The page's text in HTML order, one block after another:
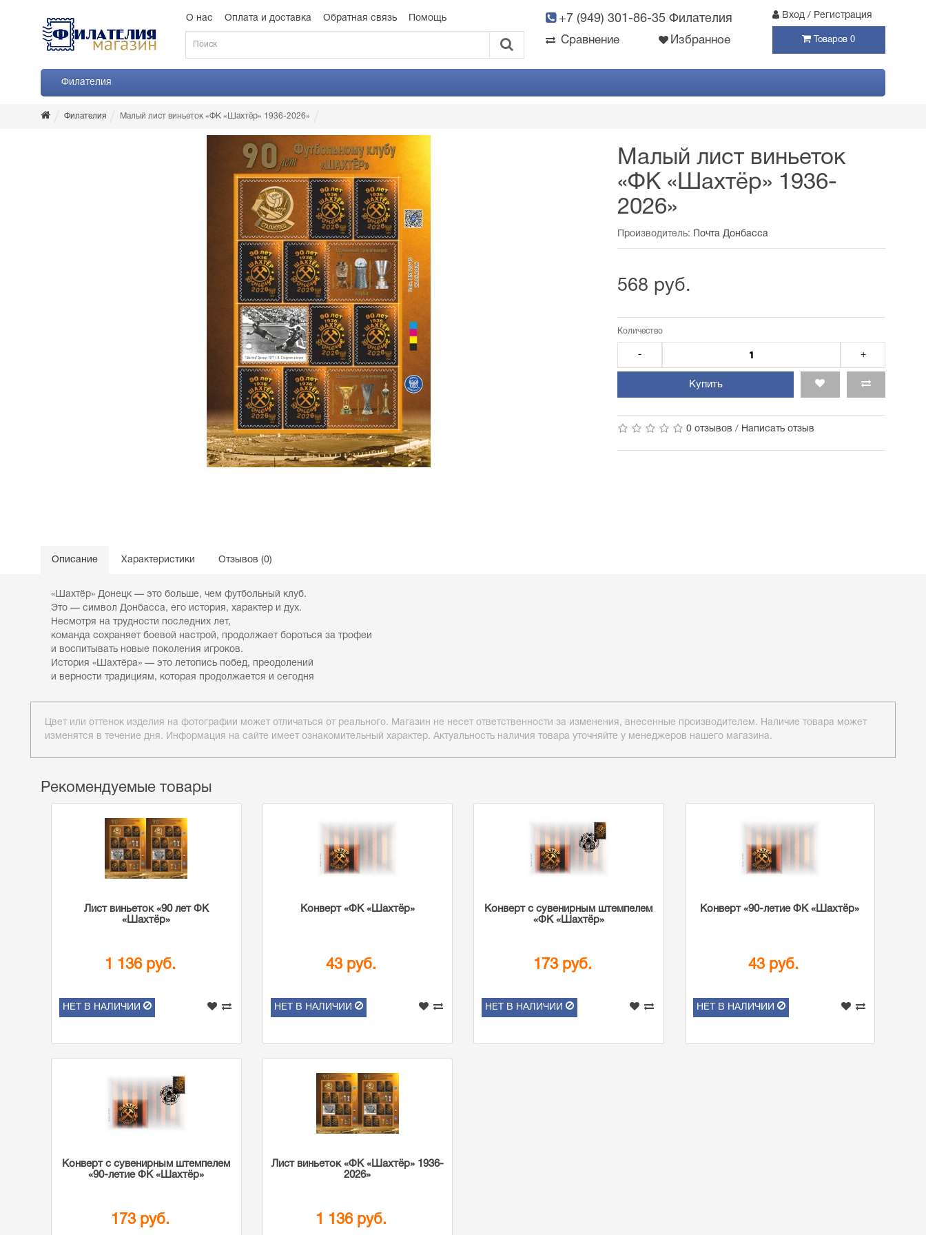
О нас Оплата и доставка Обратная связь Помощь +7 (949) 301-86-35 Филателия Вход / Регистрация
Сравнение Избранное Товаров 0
Филателия
Филателия Малый лист виньеток «ФК «Шахтёр» 1936-2026»
Малый лист виньеток
«ФК «Шахтёр» 1936-
2026»
Производитель: Почта Донбасса
568 руб.
Количество
- +
Купить
0 отзывов / Написать отзыв
Описание Характеристики Отзывов (0)
«Шахтёр» Донецк — это больше, чем футбольный клуб.
Это — символ Донбасса, его история, характер и дух.
Несмотря на трудности последних лет,
команда сохраняет боевой настрой, продолжает бороться за трофеи
и воспитывать новые поколения игроков.
История «Шахтёра» — это летопись побед, преодолений
и верности традициям, которая продолжается и сегодня
Цвет или оттенок изделия на фотографии может отличаться от реального. Магазин не несет ответственности за изменения, внесенные производителем. Наличие товара может
изменятся в течение дня. Информация на сайте имеет ознакомительный характер. Актуальность наличия товара уточняйте у менеджеров нашего магазина.
Рекомендуемые товары
Лист виньеток «90 лет ФК
«Шахтёр»
1 136 руб.
НЕТ В НАЛИЧИИ
Конверт «ФК «Шахтёр»
43 руб.
НЕТ В НАЛИЧИИ
Конверт с сувенирным штемпелем
«ФК «Шахтёр»
173 руб.
НЕТ В НАЛИЧИИ
Конверт «90-летие ФК «Шахтёр»
43 руб.
НЕТ В НАЛИЧИИ
Конверт с сувенирным штемпелем
«90-летие ФК «Шахтёр»
173 руб.
Лист виньеток «ФК «Шахтёр» 1936-
2026»
1 136 руб.